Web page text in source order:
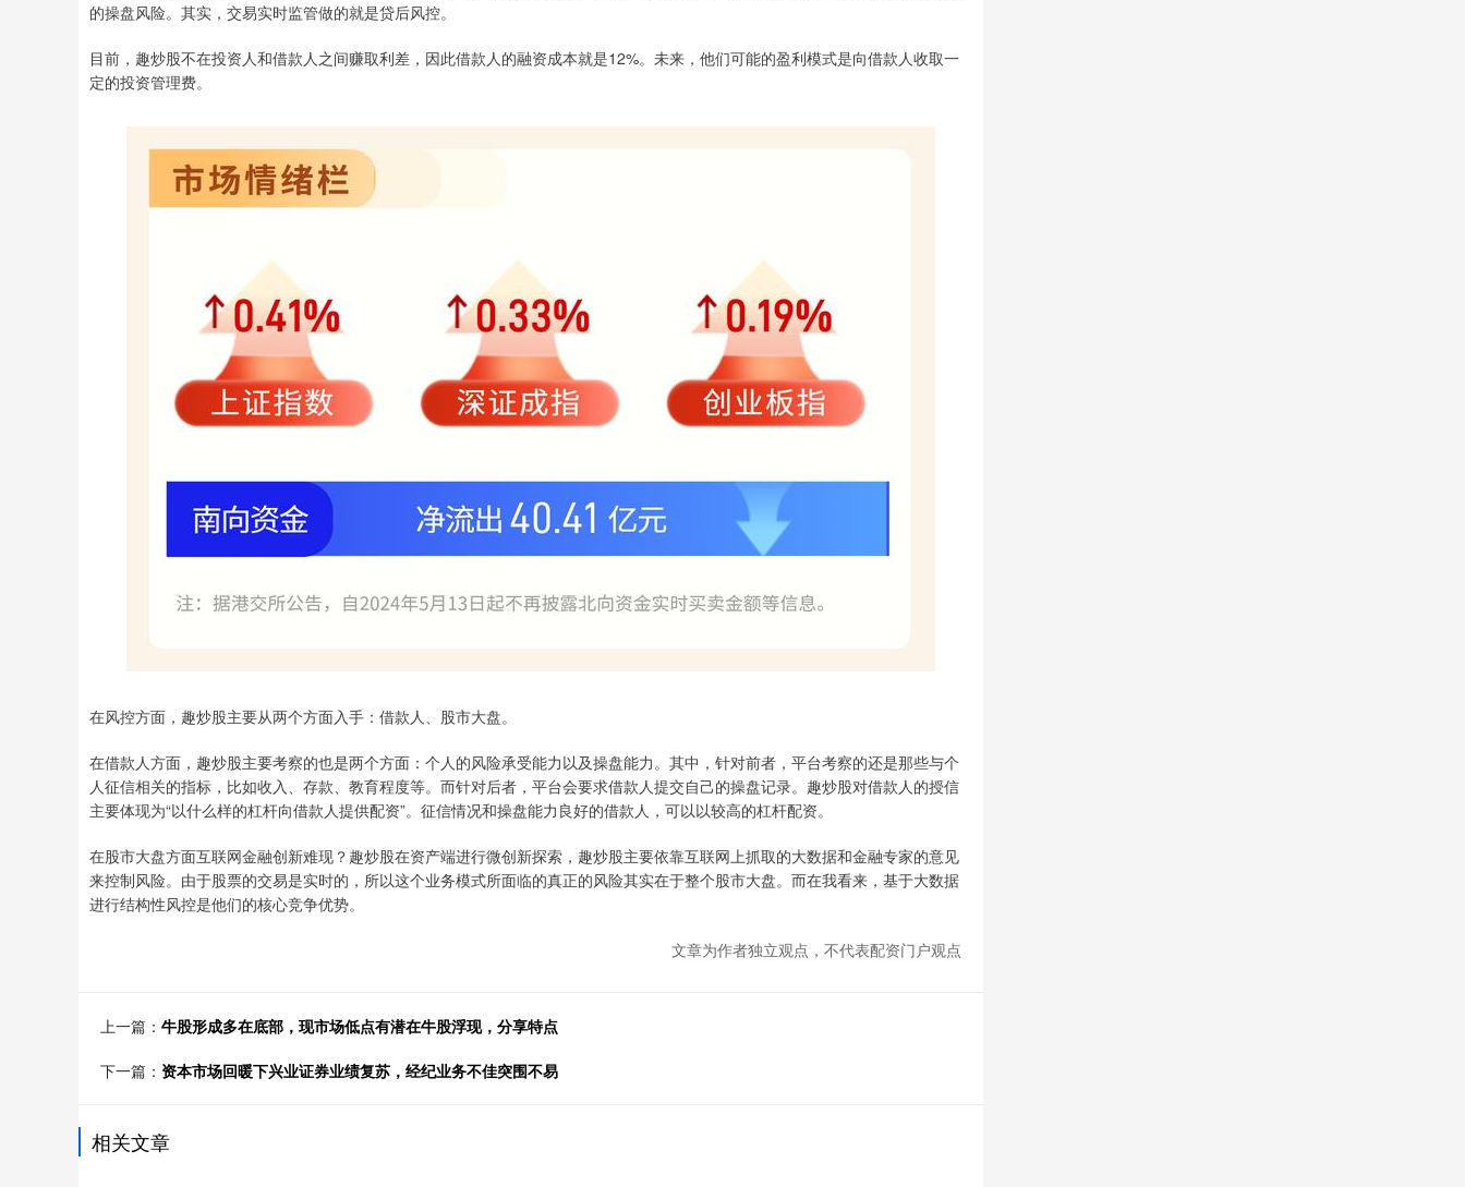
的操盘风险。其实，交易实时监管做的就是贷后风控。
目前，趣炒股不在投资人和借款人之间赚取利差，因此借款人的融资成本就是12%。未来，他们可能的盈利模式是向借款人收取一
定的投资管理费。
在风控方面，趣炒股主要从两个方面入手：借款人、股市大盘。
在借款人方面，趣炒股主要考察的也是两个方面：个人的风险承受能力以及操盘能力。其中，针对前者，平台考察的还是那些与个
人征信相关的指标，比如收入、存款、教育程度等。而针对后者，平台会要求借款人提交自己的操盘记录。趣炒股对借款人的授信
主要体现为“以什么样的杠杆向借款人提供配资”。征信情况和操盘能力良好的借款人，可以以较高的杠杆配资。
在股市大盘方面互联网金融创新难现？趣炒股在资产端进行微创新探索，趣炒股主要依靠互联网上抓取的大数据和金融专家的意见
来控制风险。由于股票的交易是实时的，所以这个业务模式所面临的真正的风险其实在于整个股市大盘。而在我看来，基于大数据
进行结构性风控是他们的核心竞争优势。
文章为作者独立观点，不代表配资门户观点
上一篇： 牛股形成多在底部，现市场低点有潜在牛股浮现，分享特点
下一篇： 资本市场回暖下兴业证券业绩复苏，经纪业务不佳突围不易
相关文章